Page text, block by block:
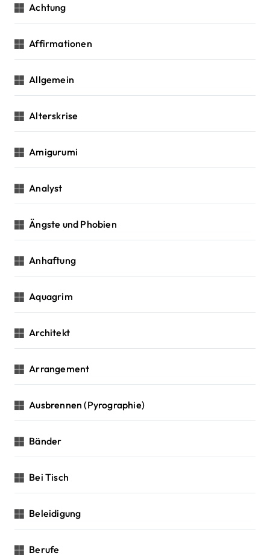
a
t
i
o
Achtung
Affirmationen
Allgemein
Alterskrise
Amigurumi
Analyst
Ängste und Phobien
Anhaftung
Aquagrim
Architekt
Arrangement
Ausbrennen (Pyrographie)
Bänder
Bei Tisch
Beleidigung
Berufe